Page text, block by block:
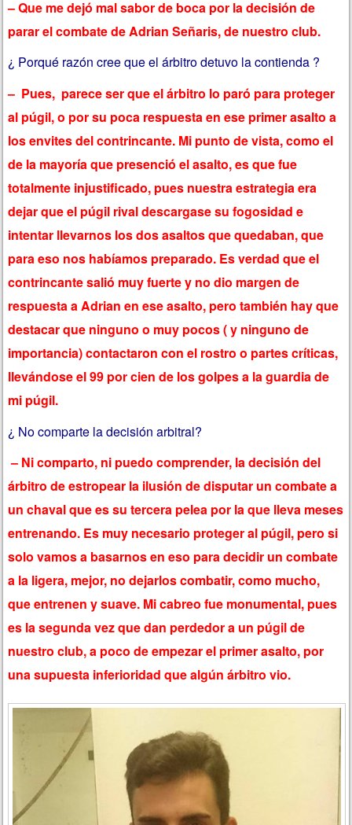
– Que me dejó mal sabor de boca por la decisión de
parar el combate de Adrian Señaris, de nuestro club.
¿ Porqué razón cree que el árbitro detuvo la contienda ?
– Pues, parece ser que el árbitro lo paró para proteger
al púgil, o por su poca respuesta en ese primer asalto a
los envites del contrincante. Mi punto de vista, como el
de la mayoría que presenció el asalto, es que fue
totalmente injustificado, pues nuestra estrategia era
dejar que el púgil rival descargase su fogosidad e
intentar llevarnos los dos asaltos que quedaban, que
para eso nos habíamos preparado. Es verdad que el
contrincante salió muy fuerte y no dio margen de
respuesta a Adrian en ese asalto, pero también hay que
destacar que ninguno o muy pocos ( y ninguno de
importancia) contactaron con el rostro o partes críticas,
llevándose el 99 por cien de los golpes a la guardia de
mi púgil.
¿ No comparte la decisión arbitral?
– Ni comparto, ni puedo comprender, la decisión del
árbitro de estropear la ilusión de disputar un combate a
un chaval que es su tercera pelea por la que lleva meses
entrenando. Es muy necesario proteger al púgil, pero si
solo vamos a basarnos en eso para decidir un combate
a la ligera, mejor, no dejarlos combatir, como mucho,
que entrenen y suave. Mi cabreo fue monumental, pues
es la segunda vez que dan perdedor a un púgil de
nuestro club, a poco de empezar el primer asalto, por
una supuesta inferioridad que algún árbitro vio.